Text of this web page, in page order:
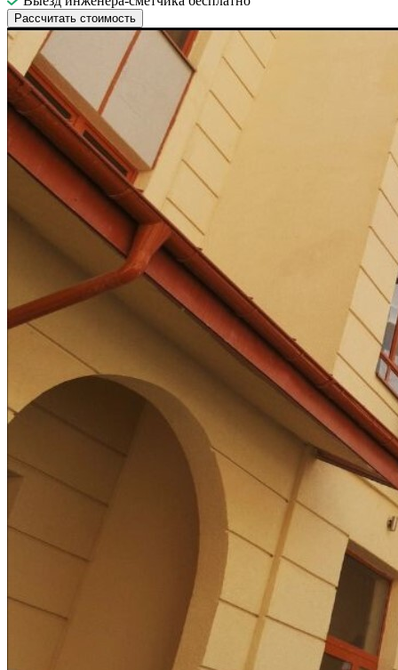
Рассчитать стоимость